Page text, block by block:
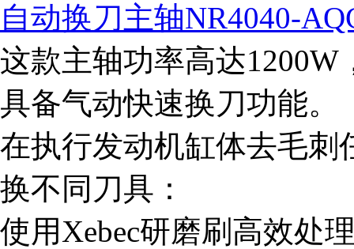
自动换刀主轴NR4040-
这款主轴功率高达
具备气动快速换刀功能。
在执行发动机缸体去毛刺
换不同刀具：
使用Xebec研磨刷高效处